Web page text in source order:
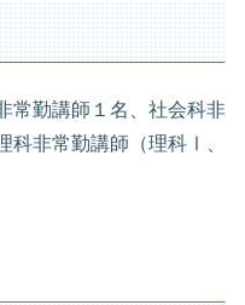
常勤講師１名、社会科非
科非常勤講師（理科Ⅰ、